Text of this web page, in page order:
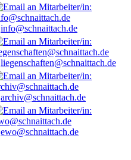
info@schnaittach.de
liegenschaften@schnaittach.de
archiv@schnaittach.de
ewo@schnaittach.de